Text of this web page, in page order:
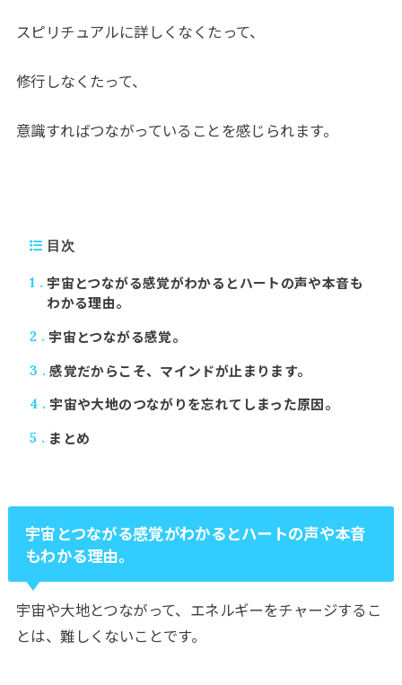
スピリチュアルに詳しくなくたって、
修行しなくたって、
意識すればつながっていることを感じられます。
目次
1
宇宙とつながる感覚がわかるとハートの声や本音も
わかる理由。
2 宇宙とつながる感覚。
3 感覚だからこそ、マインドが止まります。
4 宇宙や大地のつながりを忘れてしまった原因。
5 まとめ
宇宙とつながる感覚がわかるとハートの声や本音
もわかる理由。
宇宙や大地とつながって、エネルギーをチャージするこ
とは、難しくないことです。